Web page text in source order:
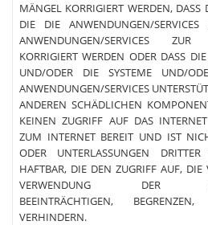
MÄNGEL KORRIGIERT WERDEN, DASS
DIE DIE ANWENDUNGEN/
ANWENDUNGEN/SERVICES
KORRIGIERT WERDEN ODER DASS
UND/ODER DIE SYSTEME UND/
ANWENDUNGEN/SERVICES
ANDEREN SCHÄDLICHEN
KEINEN ZUGRIFF AUF DAS
ZUM INTERNET BEREIT UND IST
ODER UNTERLASSUNGEN
HAFTBAR, DIE DEN ZUGRIFF AUF,
VERWENDUNG DER
BEEINTRÄCHTIGEN,
VERHINDERN.